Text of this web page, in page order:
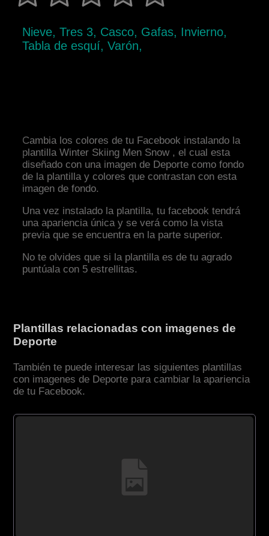
Nieve, Tres 3, Casco, Gafas, Invierno,
Tabla de esquí, Varón,
Cambia los colores de tu Facebook instalando la
plantilla Winter Skiing Men Snow , el cual esta
diseñado con una imagen de Deporte como fondo
de la plantilla y colores que contrastan con esta
imagen de fondo.
Una vez instalado la plantilla, tu facebook tendrá
una apariencia única y se verá como la vista
previa que se encuentra en la parte superior.
No te olvides que si la plantilla es de tu agrado
puntúala con 5 estrellitas.
Plantillas relacionadas con imagenes de
Deporte
También te puede interesar las siguientes plantillas
con imagenes de Deporte para cambiar la apariencia
de tu Facebook.